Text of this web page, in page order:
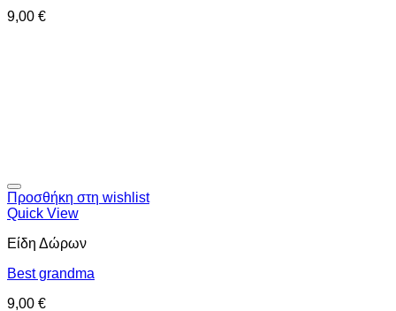
9,00 €
Προσθήκη στη wishlist
Quick View
Είδη Δώρων
Best grandma
9,00 €